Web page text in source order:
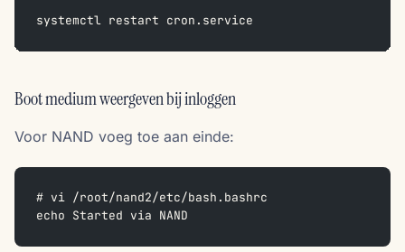
systemctl restart cron.service
Boot medium weergeven bij inloggen
Voor NAND voeg toe aan einde:
# vi /root/nand2/etc/bash.bashrc
echo Started via NAND